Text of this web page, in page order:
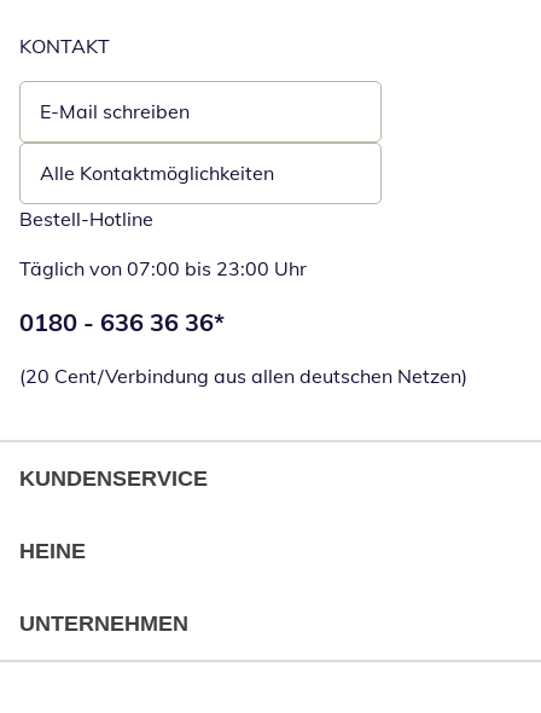
KONTAKT
E-Mail schreiben
Öffnet E-Mail-Client
Alle Kontaktmöglichkeiten
Bestell-Hotline
Täglich von 07:00 bis 23:00 Uhr
Telefonnummer:
0180 - 636 36 36*
(20 Cent/Verbindung aus allen deutschen Netzen)
KUNDENSERVICE
HEINE
UNTERNEHMEN